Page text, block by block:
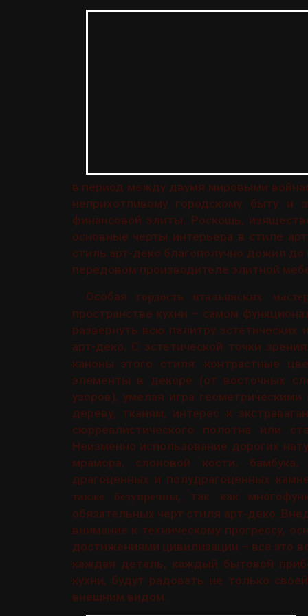
в период между двумя мировыми
неприхотливому городскому быту и
финансовой элиты. Роскошь,
основные черты интерьера в стиле
стиль арт-деко благополучно дожил
передовом производителе элитной
Особая гордость итальянских
пространстве кухни – самом
развернуть всю палитру
арт-деко. С эстетической точки
каноны этого стиля: контрастные
элементы в декоре (от восточных
узоров), умелая игра
дереву, тканям, интерес к
сюрреалистического полотна или
Неизменно использование дорогих
мрамора, слоновой кости,
драгоценных и полудрагоценных
также безупречны, так как
обязательных черт стиля арт-деко.
внимание к техническому прогрессу,
достижениями цивилизации – все это
каждая деталь, каждый бытовой
кухни, будут радовать не только
внешним видом.